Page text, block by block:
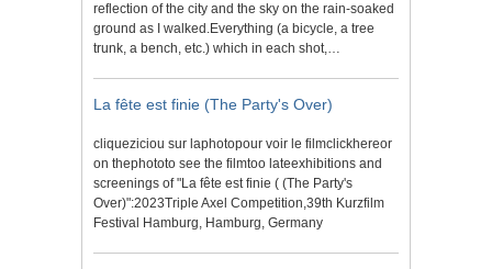
reflection of the city and the sky on the rain-soaked
ground as I walked.Everything (a bicycle, a tree
trunk, a bench, etc.) which in each shot,…
La fête est finie (The Party's Over)
cliqueziciou sur laphotopour voir le filmclickhereor
on thephototo see the filmtoo lateexhibitions and
screenings of "La fête est finie ( (The Party's
Over)":2023Triple Axel Competition,39th Kurzfilm
Festival Hamburg, Hamburg, Germany